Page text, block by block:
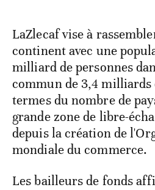
LaZlecaf vise à
continent avec une
milliard de personnes
commun de 3,4 milliards
termes du nombre de
grande zone de libre-
depuis la création de
mondiale du commerce.
Les bailleurs de fonds